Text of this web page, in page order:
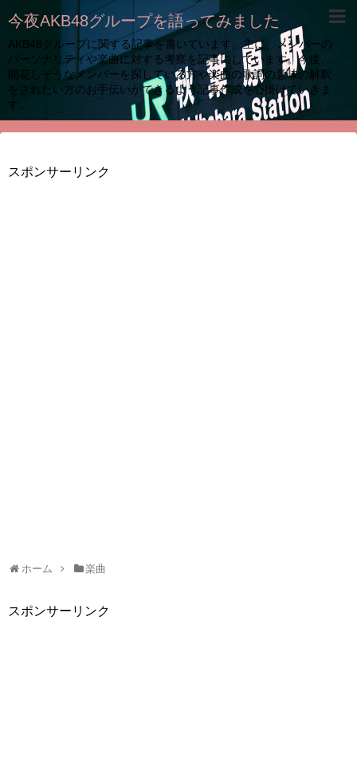
今夜AKB48グループを語ってみました
AKB48グループに関する記事を書いています。主に、メンバーの
パーソナリティや楽曲に対する考察を記事にしています。今後、
開花しそうなメンバーを探している方や楽曲の歌詞の意味の解釈
をされたい方のお手伝いができるよう記事作成を心掛けていきま
す。
スポンサーリンク
ホーム 楽曲
スポンサーリンク